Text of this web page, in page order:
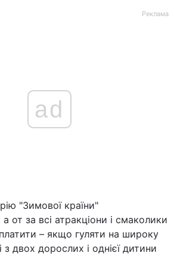
Реклама
ad
"Зимової країни"
от за всі атракціони і смаколики
– якщо гуляти на широку
з двох дорослих і однієї дитини